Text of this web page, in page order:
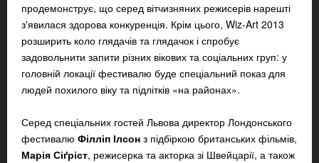
продемонструє, що серед вітчизняних режисерів нарешті
з'явилася здорова конкуренція. Крім цього, Wiz-Art 2013
розширить коло глядачів та глядачок і спробує
задовольнити запити різних вікових та соціальних груп: у
головній локації фестивалю буде спеціальний показ для
людей похилого віку та підлітків «на районах».
Серед спеціальних гостей Львова директор Лондонського
фестивалю Філліп Ілсон з підбіркою британських фільмів,
Марія Сіґріст, режисерка та акторка зі Швейцарії, а також